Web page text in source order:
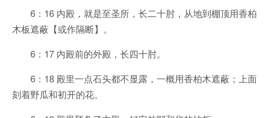
6：16 内殿，就是至圣所，长二十肘，从地到棚顶用香柏
木板遮蔽【或作隔断】。
6：17 内殿前的外殿，长四十肘。
6：18 殿里一点石头都不显露，一概用香柏木遮蔽；上面
刻着野瓜和初开的花。